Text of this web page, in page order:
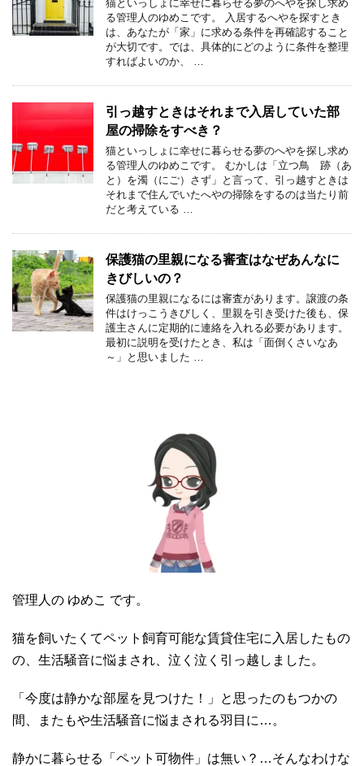
猫といっしょに幸せに暮らせる夢のへやを探し求め
る管理人のゆめこです。 入居するへやを探すとき
は、あなたが「家」に求める条件を再確認すること
が大切です。では、具体的にどのように条件を整理
すればよいのか、 …
引っ越すときはそれまで入居していた部
屋の掃除をすべき？
猫といっしょに幸せに暮らせる夢のへやを探し求め
る管理人のゆめこです。 むかしは「立つ鳥 跡（あ
と）を濁（にご）さず」と言って、引っ越すときは
それまで住んでいたへやの掃除をするのは当たり前
だと考えている …
保護猫の里親になる審査はなぜあんなに
きびしいの？
保護猫の里親になるには審査があります。譲渡の条
件はけっこうきびしく、里親を引き受けた後も、保
護主さんに定期的に連絡を入れる必要があります。
最初に説明を受けたとき、私は「面倒くさいなあ
～」と思いました …
管理人の ゆめこ です。
猫を飼いたくてペット飼育可能な賃貸住宅に入居したもの
の、生活騒音に悩まされ、泣く泣く引っ越しました。
「今度は静かな部屋を見つけた！」と思ったのもつかの
間、またもや生活騒音に悩まされる羽目に…。
静かに暮らせる「ペット可物件」は無い？…そんなわけな